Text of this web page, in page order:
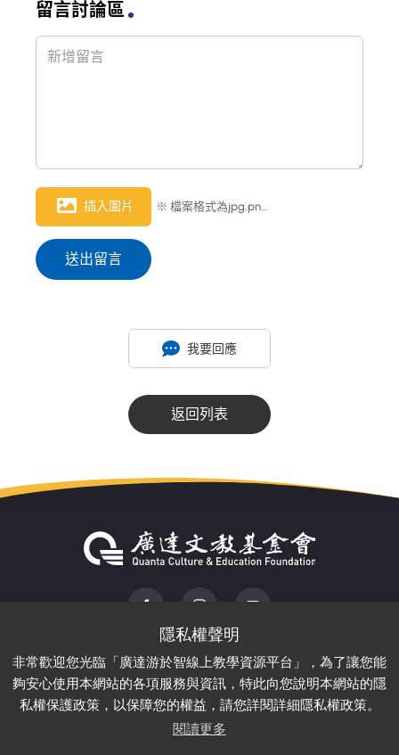
非常歡迎您光臨「廣達游於智線上教學資源平台」，為了讓您能
夠安心使用本網站的各項服務與資訊，特此向您說明本網站的隱
私權保護政策，以保障您的權益，請您詳閱詳細隱私權政策。
閱讀更多
留言討論區
插入圖片
送出留言
我要回應
返回列表
ADD : 220 新北市板橋區漢生東路166號2樓
TEL :02-28821612 FAX : 02-28826349
© 財團法人廣達文教基金會 All Rights Reserved.